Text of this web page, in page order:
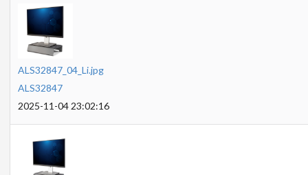
ALS32847_04_Li.jpg
ALS32847
2025-11-04 23:02:16